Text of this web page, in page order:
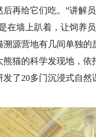
再给它们吃。”讲解
在墙上趴着，让饲养
营地有几间单独的
猫的科学发现地，
了20多门沉浸式自